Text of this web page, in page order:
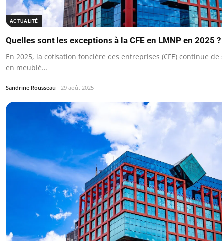
ACTUALITÉ
Quelles sont les exceptions à la CFE en LMNP en 2025 ?
En 2025, la cotisation foncière des entreprises (CFE) continue de
en meublé…
Sandrine Rousseau 29 août 2025